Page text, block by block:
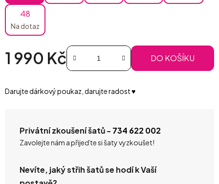
48
Na dotaz
1 990 Kč DO KOŠÍKU
Darujte dárkový poukaz, darujte radost ♥️
Privátní zkoušení šatů - 734 622 002
Zavolejte nám a přijeďte si šaty vyzkoušet!
Nevíte, jaký střih šatů se hodí k Vaší